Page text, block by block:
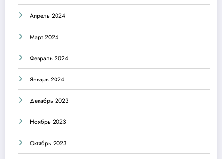
Апрель 2024
Март 2024
Февраль 2024
Январь 2024
Декабрь 2023
Ноябрь 2023
Октябрь 2023